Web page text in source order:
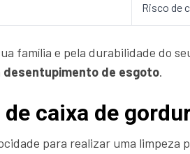
Risco de
família e pela durabilidade do
desentupimento de esgoto.
caixa de
para realizar uma limpeza